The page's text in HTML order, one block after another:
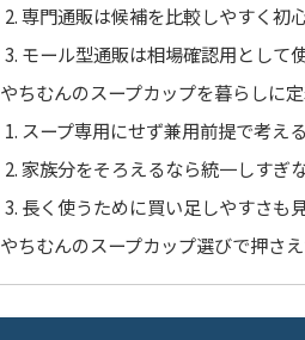
専門通販は候補を比較しやすく初
モール型通販は相場確認用として
やちむんのスープカップを暮らしに
スープ専用にせず兼用前提で考える
家族分をそろえるなら統一しすぎ
長く使うために買い足しやすさも
やちむんのスープカップ選びで押さ